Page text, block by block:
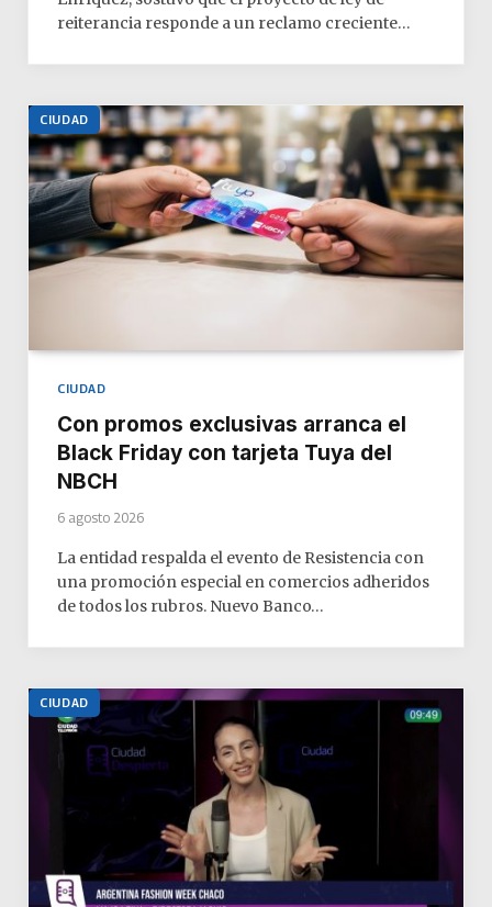
reiterancia responde a un reclamo creciente…
CIUDAD
CIUDAD
Con promos exclusivas arranca el
Black Friday con tarjeta Tuya del
NBCH
6 agosto 2026
La entidad respalda el evento de Resistencia con
una promoción especial en comercios adheridos
de todos los rubros. Nuevo Banco…
CIUDAD